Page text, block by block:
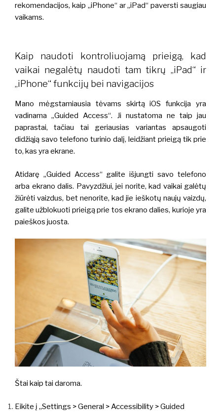
rekomendacijos, kaip „iPhone“ ar „iPad“ paversti saugiau
vaikams.
Kaip naudoti kontroliuojamą prieigą, kad
vaikai negalėtų naudoti tam tikrų „iPad“ ir
„iPhone“ funkcijų bei navigacijos
Mano mėgstamiausia tėvams skirtą iOS funkcija yra
vadinama „Guided Access“. Ji nustatoma ne taip jau
paprastai, tačiau tai geriausias variantas apsaugoti
didžiąją savo telefono turinio dalį, leidžiant prieigą tik prie
to, kas yra ekrane.
Atidarę „Guided Access“ galite išjungti savo telefono
arba ekrano dalis. Pavyzdžiui, jei norite, kad vaikai galėtų
žiūrėti vaizdus, bet nenorite, kad jie ieškotų naujų vaizdų,
galite užblokuoti prieigą prie tos ekrano dalies, kurioje yra
paieškos juosta.
Štai kaip tai daroma.
Eikite į „Settings > General > Accessibility > Guided